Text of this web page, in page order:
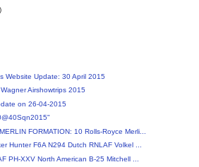
Website Update: 30 April 2015
Airshowtrips 2015
on 26-04-2015
FORMATION: 10 Rolls-Royce Merli...
Hunter F6A N294 Dutch RNLAF Volkel ...
PH-XXV North American B-25 Mitchell ...